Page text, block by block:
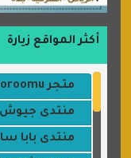
أكثر المواقع زيارة
متجر noroomu
منتدى جيوش
منتدى بابا